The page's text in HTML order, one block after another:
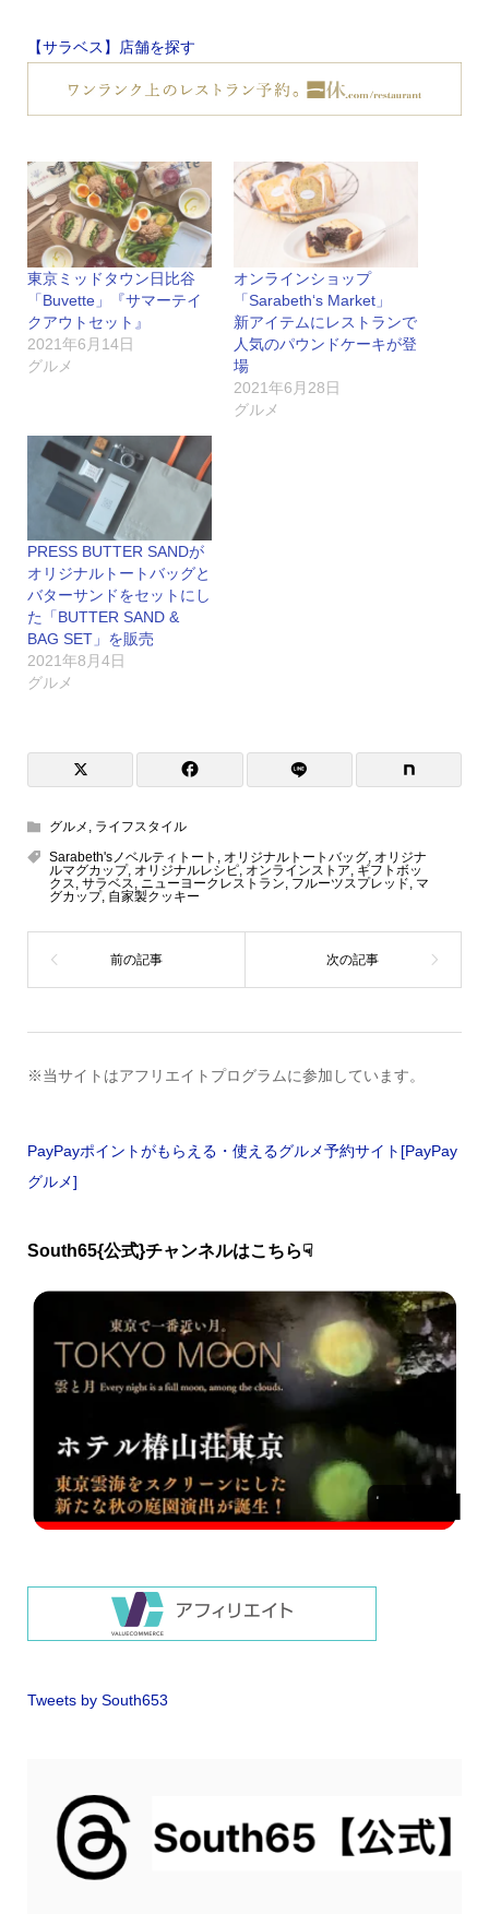
【サラベス】店舗を探す
東京ミッドタウン日比谷
「Buvette」『サマーテイ
クアウトセット』
2021年6月14日
グルメ
オンラインショップ
「Sarabeth‘s Market」
新アイテムにレストランで
人気のパウンドケーキが登
場
2021年6月28日
グルメ
PRESS BUTTER SANDが
オリジナルトートバッグと
バターサンドをセットにし
た「BUTTER SAND &
BAG SET」を販売
2021年8月4日
グルメ
グルメ , ライフスタイル
Sarabeth'sノベルティトート , オリジナルトートバッグ, オリジナ
ルマグカップ, オリジナルレシピ, オンラインストア, ギフトボッ
クス, サラベス, ニューヨークレストラン, フルーツスプレッド, マ
グカップ, 自家製クッキー
※当サイトはアフリエイトプログラムに参加しています。
PayPayポイントがもらえる・使えるグルメ予約サイト[PayPay
グルメ]
South65{公式}チャンネルはこちら☟
Tweets by South653